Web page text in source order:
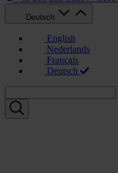
Deutsch
English
Nederlands
Français
Deutsch